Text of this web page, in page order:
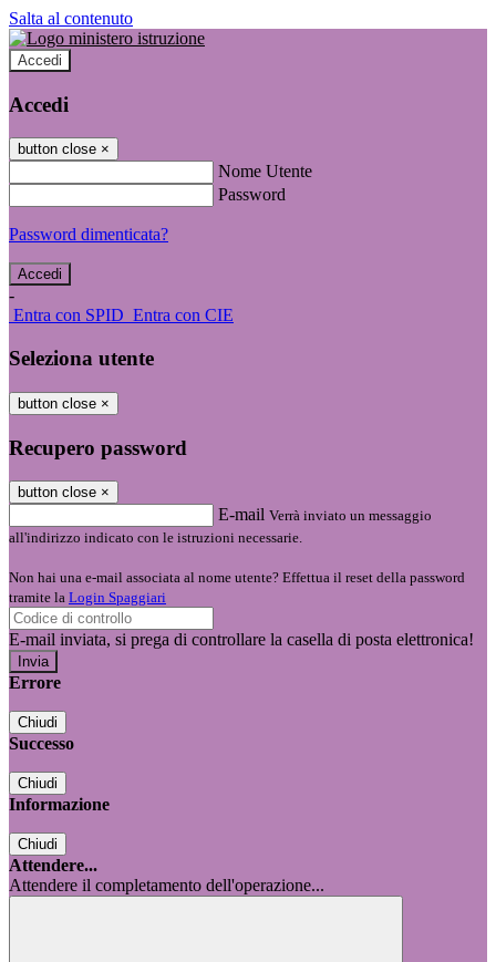
Salta al contenuto
Accedi
Accedi
button close ×
Nome Utente
Password
Password dimenticata?
-
Entra con SPID Entra con CIE
Seleziona utente
button close ×
Recupero password
button close ×
E-mail Verrà inviato un messaggio
all'indirizzo indicato con le istruzioni necessarie.
Non hai una e-mail associata al nome utente? Effettua il reset della password
tramite la Login Spaggiari
E-mail inviata, si prega di controllare la casella di posta elettronica!
Errore
Chiudi
Successo
Chiudi
Informazione
Chiudi
Attendere...
Attendere il completamento dell'operazione...